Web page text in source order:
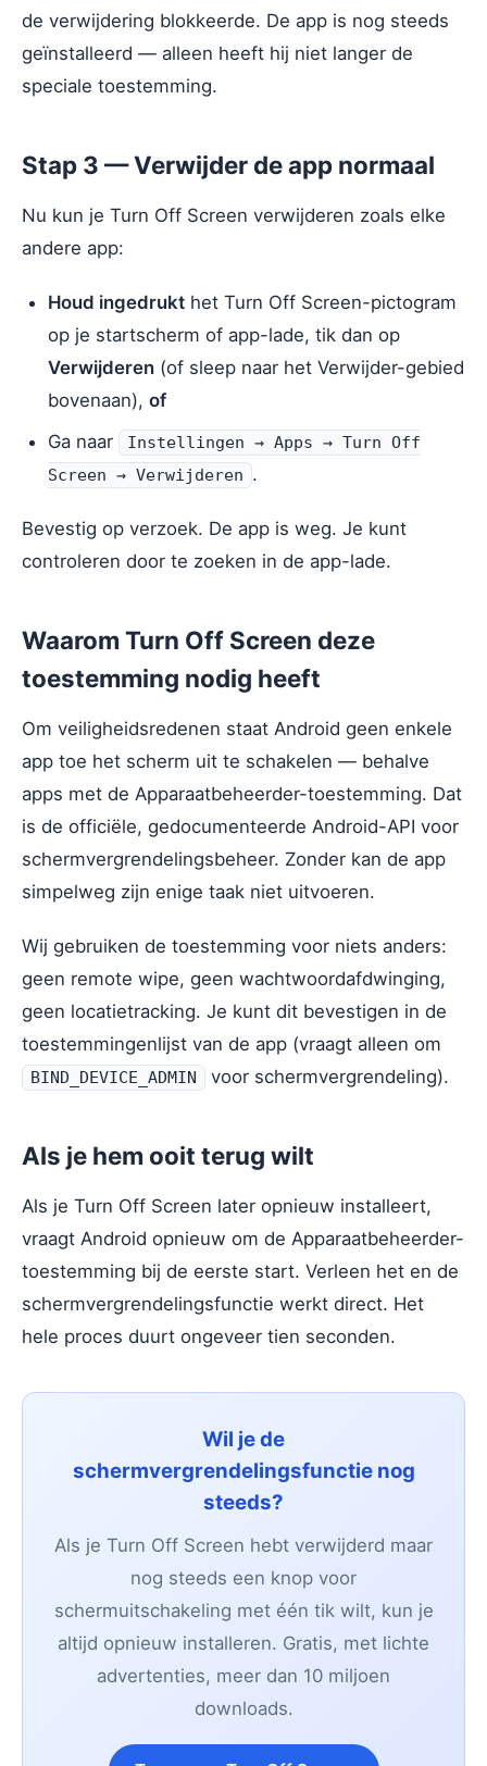
de verwijdering blokkeerde. De app is nog steeds
geïnstalleerd — alleen heeft hij niet langer de
speciale toestemming.
Stap 3 — Verwijder de app normaal
Nu kun je Turn Off Screen verwijderen zoals elke
andere app:
Houd ingedrukt het Turn Off Screen-pictogram
op je startscherm of app-lade, tik dan op
Verwijderen (of sleep naar het Verwijder-gebied
bovenaan), of
Ga naar
Instellingen → Apps → Turn Off
Screen → Verwijderen .
Bevestig op verzoek. De app is weg. Je kunt
controleren door te zoeken in de app-lade.
Waarom Turn Off Screen deze
toestemming nodig heeft
Om veiligheidsredenen staat Android geen enkele
app toe het scherm uit te schakelen — behalve
apps met de Apparaatbeheerder-toestemming. Dat
is de officiële, gedocumenteerde Android-API voor
schermvergrendelingsbeheer. Zonder kan de app
simpelweg zijn enige taak niet uitvoeren.
Wij gebruiken de toestemming voor niets anders:
geen remote wipe, geen wachtwoordafdwinging,
geen locatietracking. Je kunt dit bevestigen in de
toestemmingenlijst van de app (vraagt alleen om
BIND_DEVICE_ADMIN voor schermvergrendeling).
Als je hem ooit terug wilt
Als je Turn Off Screen later opnieuw installeert,
vraagt Android opnieuw om de Apparaatbeheerder-
toestemming bij de eerste start. Verleen het en de
schermvergrendelingsfunctie werkt direct. Het
hele proces duurt ongeveer tien seconden.
Wil je de
schermvergrendelingsfunctie nog
steeds?
Als je Turn Off Screen hebt verwijderd maar
nog steeds een knop voor
schermuitschakeling met één tik wilt, kun je
altijd opnieuw installeren. Gratis, met lichte
advertenties, meer dan 10 miljoen
downloads.